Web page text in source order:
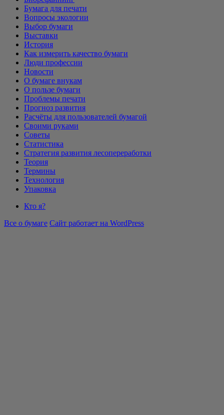
Бумага для печати
Вопросы экологии
Выбор бумаги
Выставки
История
Как измерить качество бумаги
Люди профессии
Новости
О бумаге внукам
О пользе бумаги
Проблемы печати
Прогноз развития
Расчёты для пользователей бумагой
Своими руками
Советы
Статистика
Стратегия развития лесопереработки
Теория
Термины
Технология
Упаковка
Кто я?
Все о бумаге Сайт работает на WordPress